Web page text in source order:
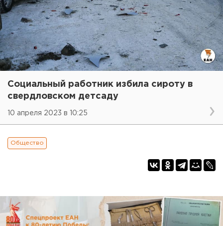
Социальный работник избила сироту в
свердловском детсаду
10 апреля 2023 в 10:25
Общество